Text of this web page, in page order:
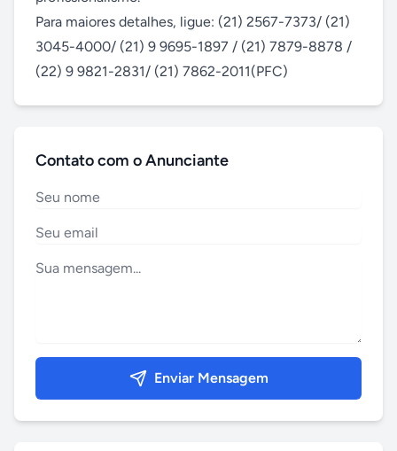
Para maiores detalhes, ligue: (21) 2567-7373/ (21)
3045-4000/ (21) 9 9695-1897 / (21) 7879-8878 /
(22) 9 9821-2831/ (21) 7862-2011(PFC)
Contato com o Anunciante
Enviar Mensagem